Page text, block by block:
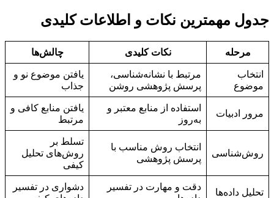
جدول مهمترین نکات و اطلاعات کلیدی
مرحله نکات کلیدی چالش‌ها
انتخاب
موضوع
مرتبط با نشانه‌شناسی،
پرسش پژوهشی روشن
یافتن موضوع نو و
جذاب
مرور ادبیات
استفاده از منابع معتبر و
به‌روز
یافتن منابع کافی و
مرتبط
روش‌شناسی
انتخاب روش مناسب با
پرسش پژوهشی
تسلط بر
روش‌های تحلیل
کیفی
تحلیل داده‌ها
دقت و مهارت در تفسیر
دشواری در تفسیر